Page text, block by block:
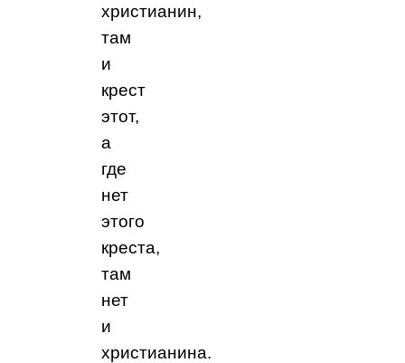
христианин,
там
и
крест
этот,
а
где
нет
этого
креста,
там
нет
и
христианина.